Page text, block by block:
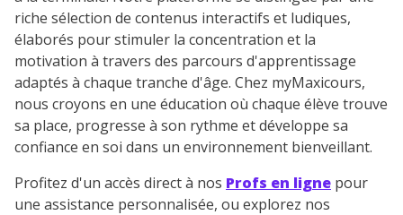
riche sélection de contenus interactifs et ludiques,
élaborés pour stimuler la concentration et la
motivation à travers des parcours d'apprentissage
adaptés à chaque tranche d'âge. Chez myMaxicours,
nous croyons en une éducation où chaque élève trouve
sa place, progresse à son rythme et développe sa
confiance en soi dans un environnement bienveillant.
Profitez d'un accès direct à nos Profs en ligne pour
une assistance personnalisée, ou explorez nos